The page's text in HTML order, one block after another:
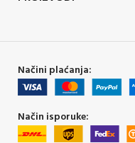
Načini plaćanja:
Način isporuke: